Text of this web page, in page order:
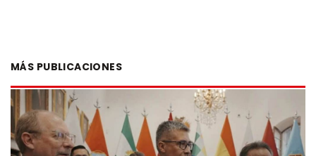
MÁS PUBLICACIONES